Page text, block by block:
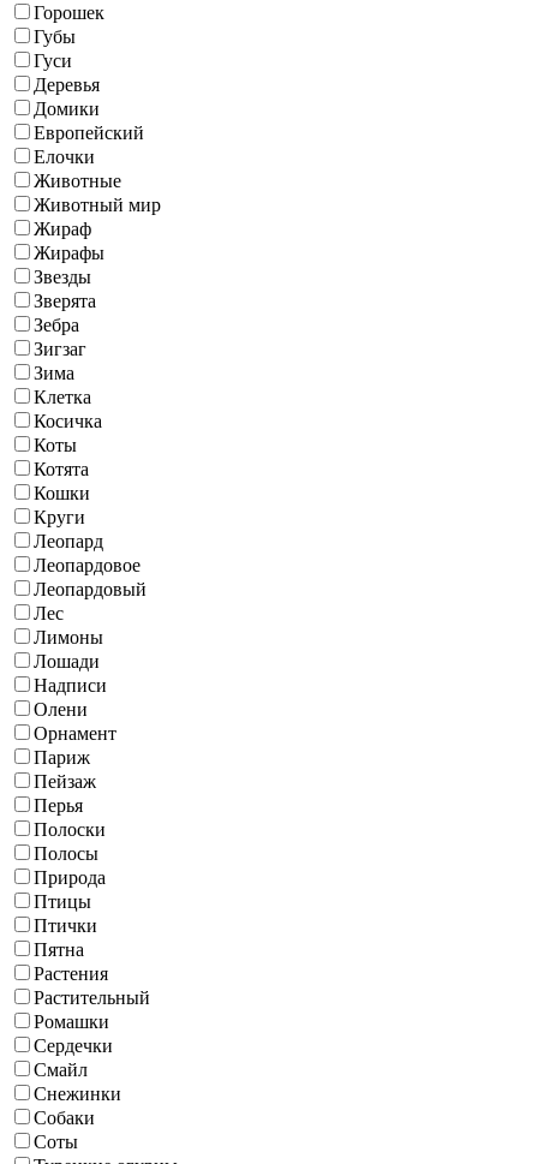
Горошек
Губы
Гуси
Деревья
Домики
Европейский
Елочки
Животные
Животный мир
Жираф
Жирафы
Звезды
Зверята
Зебра
Зигзаг
Зима
Клетка
Косичка
Коты
Котята
Кошки
Круги
Леопард
Леопардовое
Леопардовый
Лес
Лимоны
Лошади
Надписи
Олени
Орнамент
Париж
Пейзаж
Перья
Полоски
Полосы
Природа
Птицы
Птички
Пятна
Растения
Растительный
Ромашки
Сердечки
Смайл
Снежинки
Собаки
Соты